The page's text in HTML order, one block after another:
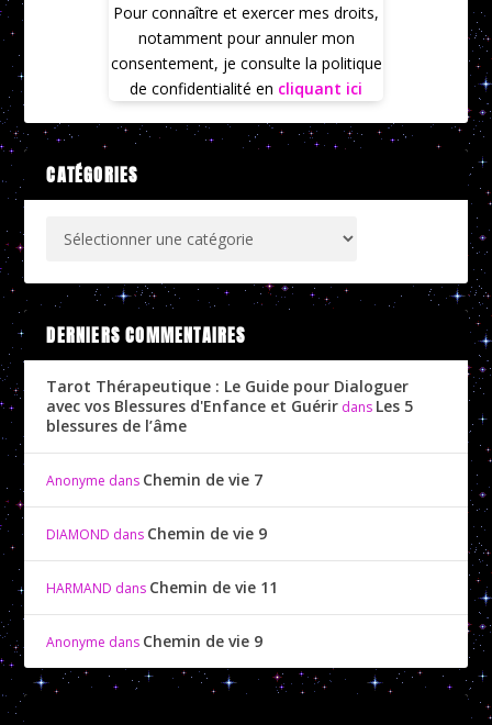
Pour connaître et exercer mes droits,
notamment pour annuler mon
consentement, je consulte la politique
de confidentialité en cliquant ici
CATÉGORIES
DERNIERS COMMENTAIRES
Tarot Thérapeutique : Le Guide pour Dialoguer
avec vos Blessures d'Enfance et Guérir dans Les 5
blessures de l’âme
Anonyme dans Chemin de vie 7
DIAMOND dans Chemin de vie 9
HARMAND dans Chemin de vie 11
Anonyme dans Chemin de vie 9